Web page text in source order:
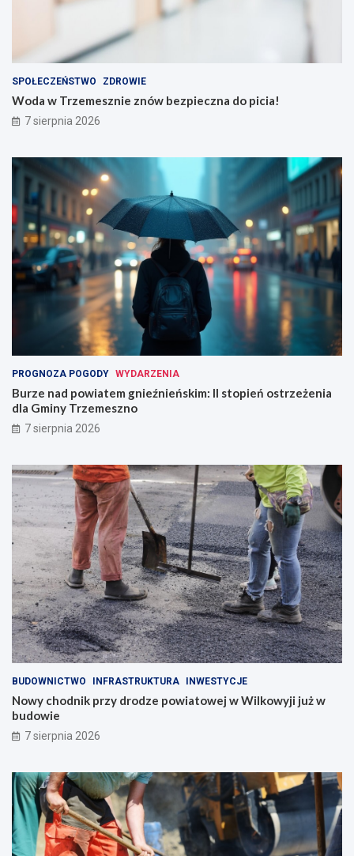
SPOŁECZEŃSTWO ZDROWIE
Woda w Trzemesznie znów bezpieczna do picia!
7 sierpnia 2026
PROGNOZA POGODY WYDARZENIA
Burze nad powiatem gnieźnieńskim: II stopień ostrzeżenia
dla Gminy Trzemeszno
7 sierpnia 2026
BUDOWNICTWO INFRASTRUKTURA INWESTYCJE
Nowy chodnik przy drodze powiatowej w Wilkowyji już w
budowie
7 sierpnia 2026